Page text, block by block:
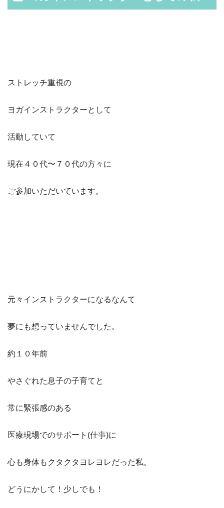
ストレッチ重視の
ヨガインストラクターとして
活動していて
現在４０代〜７０代の方々に
ご参加いただいています。
元々インストラクターになるなんて
夢にも想っていませんでした。
約１０年前
やさぐれた息子の子育てと
常に緊張感のある
医療現場でのサポート(仕事)に
心も身体もクタクタヨレヨレだった私。
どうにかして！少しでも！